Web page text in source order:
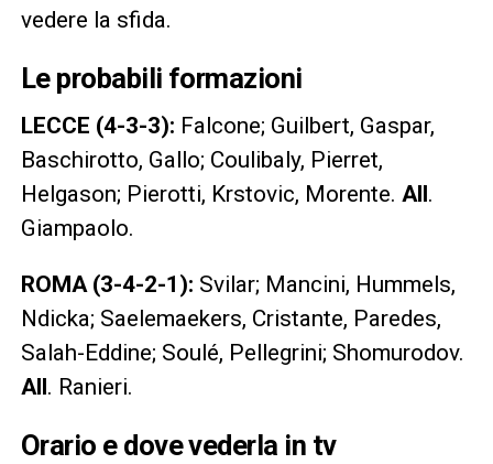
vedere la sfida.
Le probabili formazioni
LECCE (4-3-3): Falcone; Guilbert, Gaspar,
Baschirotto, Gallo; Coulibaly, Pierret,
Helgason; Pierotti, Krstovic, Morente. All.
Giampaolo.
ROMA (3-4-2-1): Svilar; Mancini, Hummels,
Ndicka; Saelemaekers, Cristante, Paredes,
Salah-Eddine; Soulé, Pellegrini; Shomurodov.
All. Ranieri.
Orario e dove vederla in tv